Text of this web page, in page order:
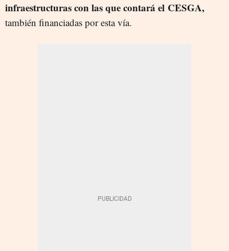
infraestructuras con las que contará el CESGA,
también financiadas por esta vía.